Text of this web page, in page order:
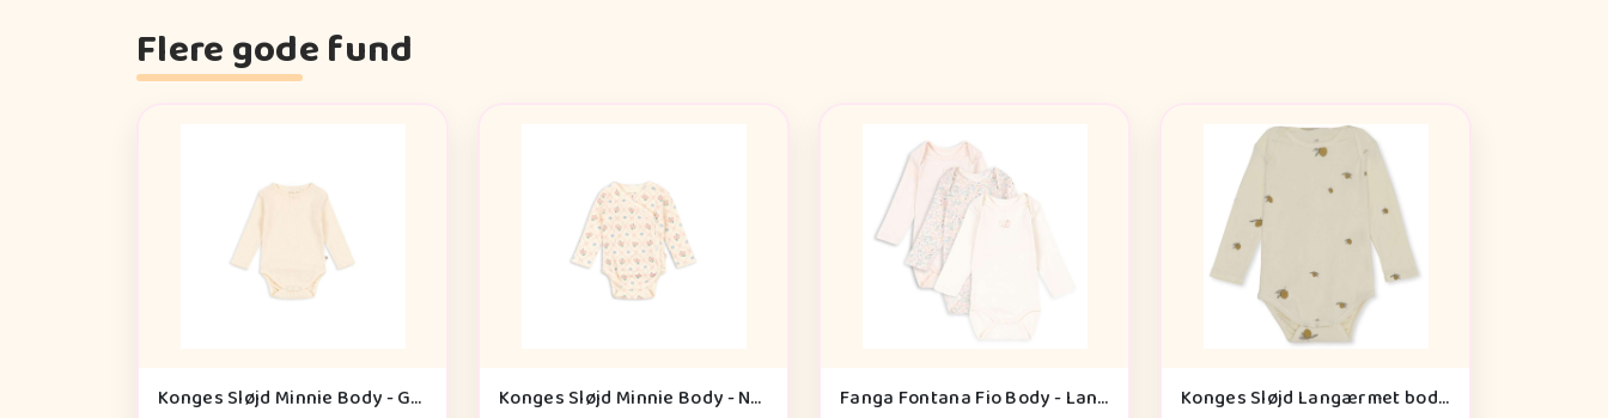
Flere gode fund
Konges Sløjd Minnie Body - GOTS - Buttercream Konges Sløjd Minnie Body - Nyfødt - GOTS - Fleur Decor Fanga Fontana Fio Body - Langærmet - 3-pak - OCS - Prato Fiori Konges Sløjd Langærmet body GOTS - LEMON